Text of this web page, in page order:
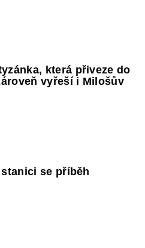
která přiveze do
vyřeší i Milošův
se příběh